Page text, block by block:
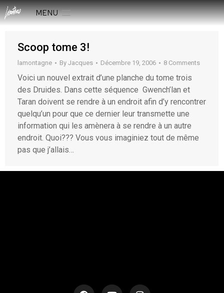
MENU
Scoop tome 3!
lamontagne By Jacques Décembre 19, 2006 8 Comments
Voici un nouvel extrait d’une planche du tome trois
des Druides. Dans cette séquence Gwench’lan et
Taran doivent se rendre à un endroit afin d’y rencontrer
quelqu’un pour que ce dernier leur transmette une
information qui les amènera à se rendre à un autre
endroit. Quoi??? Vous vous imaginiez tout de même
pas que j’allais…